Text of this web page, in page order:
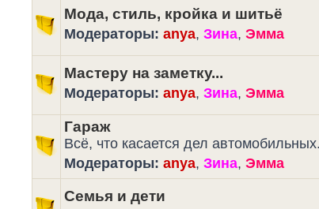
Мода, стиль, кройка и шитьё
Модераторы: anya, Зина, Эмма
Мастеру на заметку...
Модераторы: anya, Зина, Эмма
Гараж
Всё, что касается дел
Модераторы: anya, Зина, Эмма
Семья и дети